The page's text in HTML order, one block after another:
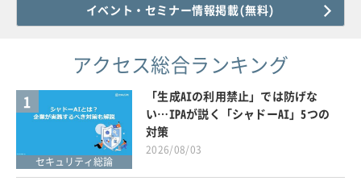
イベント・セミナー情報掲載(無料)
アクセス総合ランキング
1
セキュリティ総論
「生成AIの利用禁止」では防げな
い…IPAが説く「シャドーAI」5つの
対策
2026/08/03